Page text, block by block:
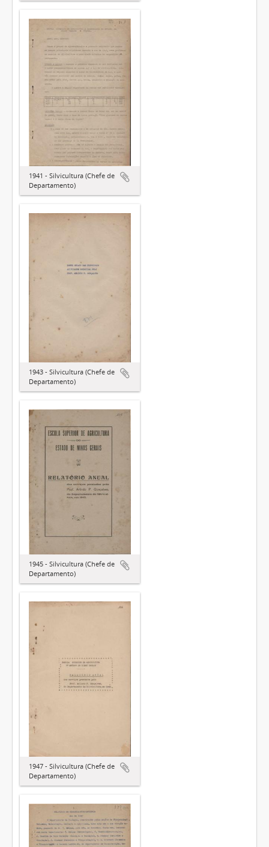
1941 - Silvicultura (Chefe de
Departamento)
1943 - Silvicultura (Chefe de
Departamento)
1945 - Silvicultura (Chefe de
Departamento)
1947 - Silvicultura (Chefe de
Departamento)